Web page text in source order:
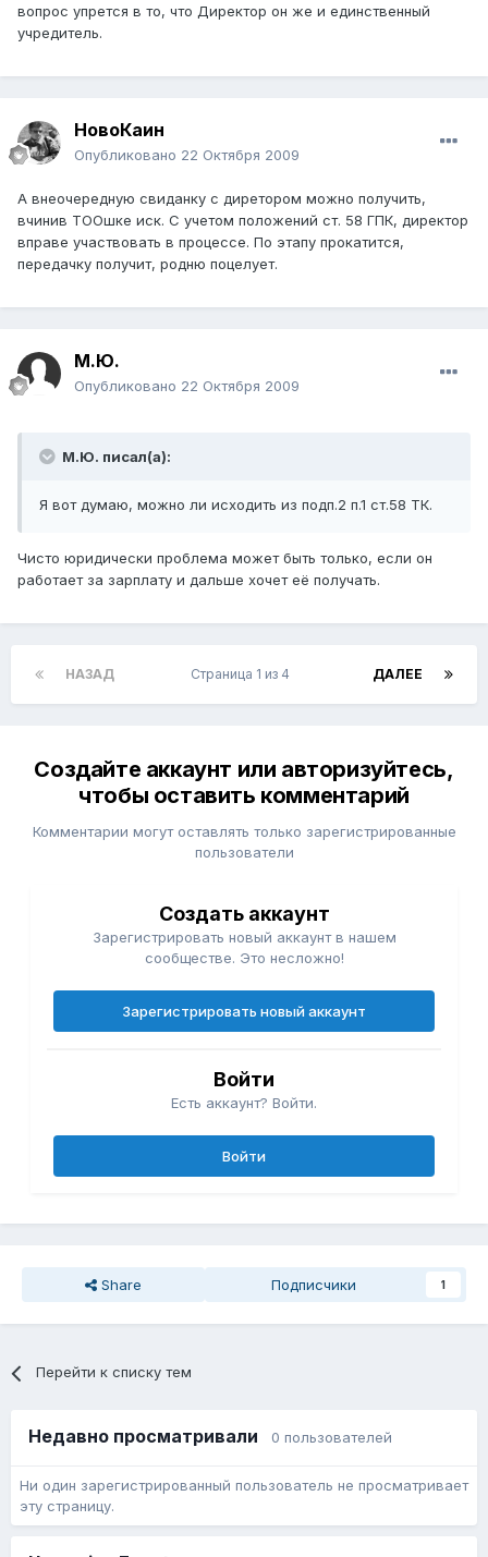
вопрос упрется в то, что Директор он же и единственный
учредитель.
НовоКаин
Опубликовано 22 Октября 2009
А внеочередную свиданку с диретором можно получить,
вчинив ТООшке иск. С учетом положений ст. 58 ГПК, директор
вправе участвовать в процессе. По этапу прокатится,
передачку получит, родню поцелует.
М.Ю.
Опубликовано 22 Октября 2009
М.Ю. писал(а):
Я вот думаю, можно ли исходить из подп.2 п.1 ст.58 ТК.
Чисто юридически проблема может быть только, если он
работает за зарплату и дальше хочет её получать.
НАЗАД ДАЛЕЕ
Страница 1 из 4
Создайте аккаунт или авторизуйтесь,
чтобы оставить комментарий
Комментарии могут оставлять только зарегистрированные
пользователи
Создать аккаунт
Зарегистрировать новый аккаунт в нашем
сообществе. Это несложно!
Зарегистрировать новый аккаунт
Войти
Есть аккаунт? Войти.
Войти
Share Подписчики 1
Перейти к списку тем
Недавно просматривали 0 пользователей
Ни один зарегистрированный пользователь не просматривает
эту страницу.